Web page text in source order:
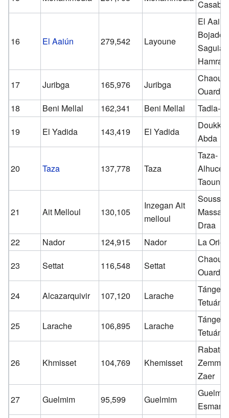
16 El Aaiún 279,542 Layoune
El
Bojador-
Saguia
Hamra
17
Juribga 165,976 Juribga
18
Beni Mellal 162,341 Beni Mellal
Tadla-
19
El Yadida 143,419 El Yadida
Abda
20 Taza 137,778 Taza
Taza-
21 Ait Melloul 130,105
Inzegan Ait
melloul
Souss-
Massa-
Draa
22
Nador 124,915 Nador
La
23
Settat 116,548 Settat
24
Alcazarquivir 107,120 Larache
Tánger-
Tetuán
25
Larache 106,895 Larache
Tánger-
Tetuán
26 Khmisset 104,769 Khemisset
Rabat-
Zaer
27
Guelmim 95,599 Guelmim
Esmara